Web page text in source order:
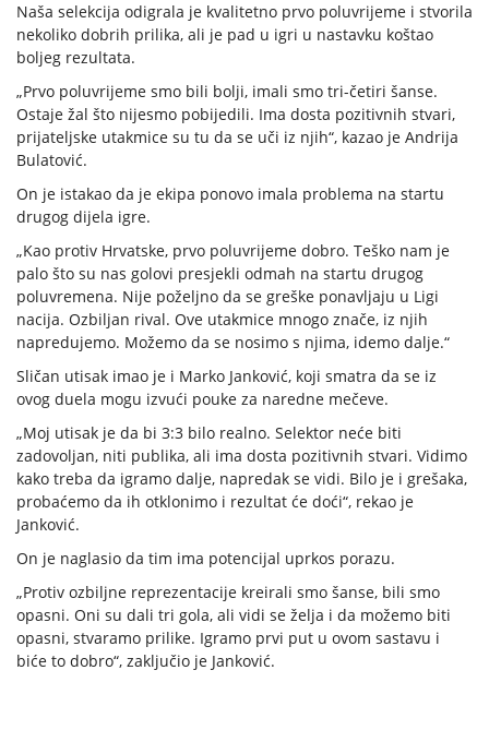
Naša selekcija odigrala je kvalitetno prvo poluvrijeme i stvorila
nekoliko dobrih prilika, ali je pad u igri u nastavku koštao
boljeg rezultata.
„Prvo poluvrijeme smo bili bolji, imali smo tri-četiri šanse.
Ostaje žal što nijesmo pobijedili. Ima dosta pozitivnih stvari,
prijateljske utakmice su tu da se uči iz njih“, kazao je Andrija
Bulatović.
On je istakao da je ekipa ponovo imala problema na startu
drugog dijela igre.
„Kao protiv Hrvatske, prvo poluvrijeme dobro. Teško nam je
palo što su nas golovi presjekli odmah na startu drugog
poluvremena. Nije poželjno da se greške ponavljaju u Ligi
nacija. Ozbiljan rival. Ove utakmice mnogo znače, iz njih
napredujemo. Možemo da se nosimo s njima, idemo dalje.“
Sličan utisak imao je i Marko Janković, koji smatra da se iz
ovog duela mogu izvući pouke za naredne mečeve.
„Moj utisak je da bi 3:3 bilo realno. Selektor neće biti
zadovoljan, niti publika, ali ima dosta pozitivnih stvari. Vidimo
kako treba da igramo dalje, napredak se vidi. Bilo je i grešaka,
probaćemo da ih otklonimo i rezultat će doći“, rekao je
Janković.
On je naglasio da tim ima potencijal uprkos porazu.
„Protiv ozbiljne reprezentacije kreirali smo šanse, bili smo
opasni. Oni su dali tri gola, ali vidi se želja i da možemo biti
opasni, stvaramo prilike. Igramo prvi put u ovom sastavu i
biće to dobro“, zaključio je Janković.